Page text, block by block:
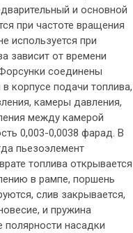
и основной
при частоте вращения
используется при
зависит от времени
соединены
корпусе подачи топлива,
камеры давления,
между камерой
0,003-0,0038 фарад. В
пьезоэлемент
топлива открывается
в рампе, поршень
слив закрывается,
и пружина
полярности насадки